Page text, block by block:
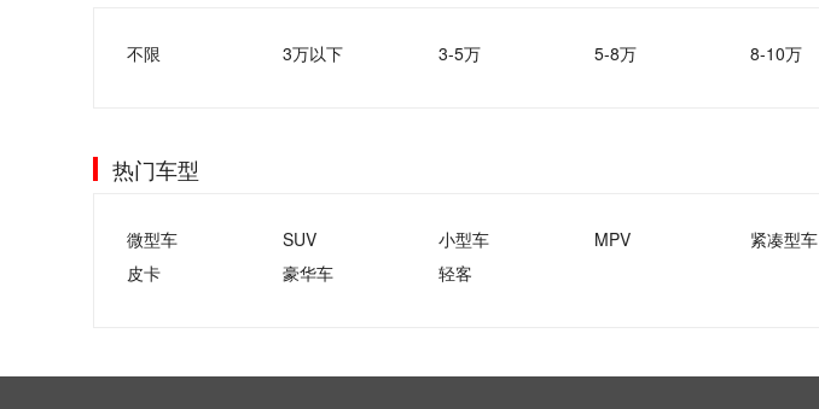
不限 3万以下 3-5万 5-8万 8-10万
热门车型
微型车 SUV 小型车 MPV 紧凑型车
皮卡
豪华车 轻客